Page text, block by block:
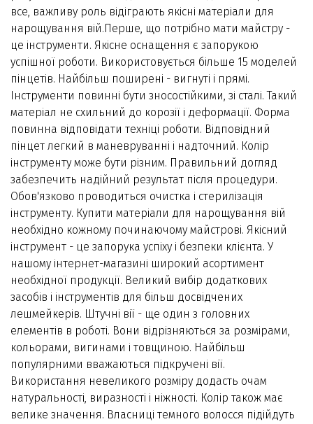
все, важливу роль відіграють якісні матеріали для
нарощування вій.Перше, що потрібно мати майстру -
це інструменти. Якісне оснащення є запорукою
успішної роботи. Використовується більше 15 моделей
пінцетів. Найбільш поширені - вигнуті і прямі.
Інструменти повинні бути зносостійкими, зі сталі. Такий
матеріал не схильний до корозії і деформації. Форма
повинна відповідати техніці роботи. Відповідний
пінцет легкий в маневруванні і надточний. Колір
інструменту може бути різним. Правильний догляд
забезпечить надійний результат після процедури.
Обов'язково проводиться очистка і стерилізація
інструменту. Купити матеріали для нарощування вій
необхідно кожному починаючому майстрові. Якісний
інструмент - це запорука успіху і безпеки клієнта. У
нашому інтернет-магазині широкий асортимент
необхідної продукції. Великий вибір додаткових
засобів і інструментів для більш досвідчених
лешмейкерів. Штучні вії - ще один з головних
елементів в роботі. Вони відрізняються за розмірами,
кольорами, вигинами і товщиною. Найбільш
популярними вважаються підкручені вії.
Використання невеликого розміру додасть очам
натуральності, виразності і ніжності. Колір також має
велике значення. Власниці темного волосся підійдуть